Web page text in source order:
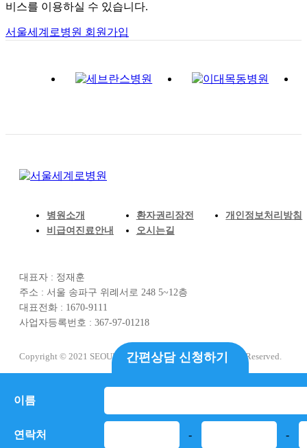
비스를 이용하실 수 있습니다.
서울세계로병원 회원가입
병원소개 환자권리장전
개인정보처리방침
비급여진료안내
오시는길
대표자 : 정재훈
주소 : 서울 송파구 위례서로 248 5~12층
대표전화 : 1670-9111
사업자등록번호 : 367-97-01218
Copyright © 2021 SEOUL SEGYERO HOSPITAL All Rights Reserved.
간편상담 신청하기
이름
연락처 - -